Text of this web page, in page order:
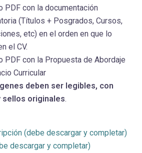
PDF con la documentación
(Títulos + Posgrados, Cursos,
etc) en el orden en que lo
el CV.
PDF con la Propuesta de Abordaje
Curricular
deben ser legibles, con
sellos originales.
(debe descargar y completar)
descargar y completar)